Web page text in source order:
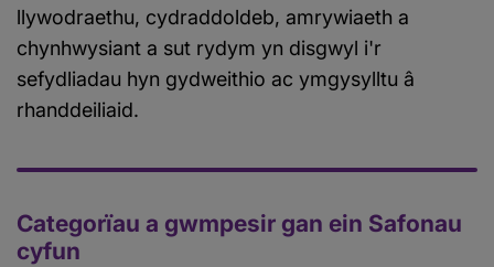
llywodraethu, cydraddoldeb, amrywiaeth a
chynhwysiant a sut rydym yn disgwyl i'r
sefydliadau hyn gydweithio ac ymgysylltu â
rhanddeiliaid.
Categorïau a gwmpesir gan ein Safonau
cyfun